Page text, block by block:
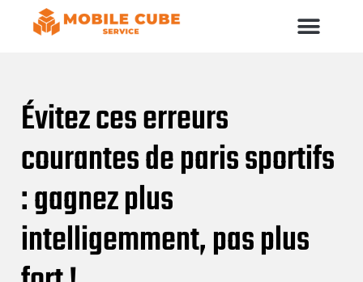
Évitez ces erreurs
courantes de paris sportifs
: gagnez plus
intelligemment, pas plus